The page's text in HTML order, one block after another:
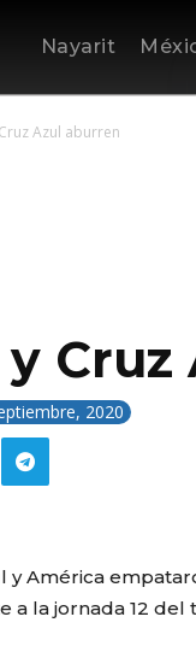
Nayarit
Azul aburren
Cruz
2020
y América
la jornada 12 del